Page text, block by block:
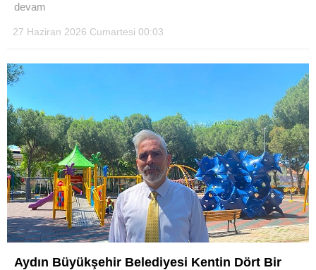
devam
27 Haziran 2026 Cumartesi 00:03
Aydın Büyükşehir Belediyesi Kentin Dört Bir